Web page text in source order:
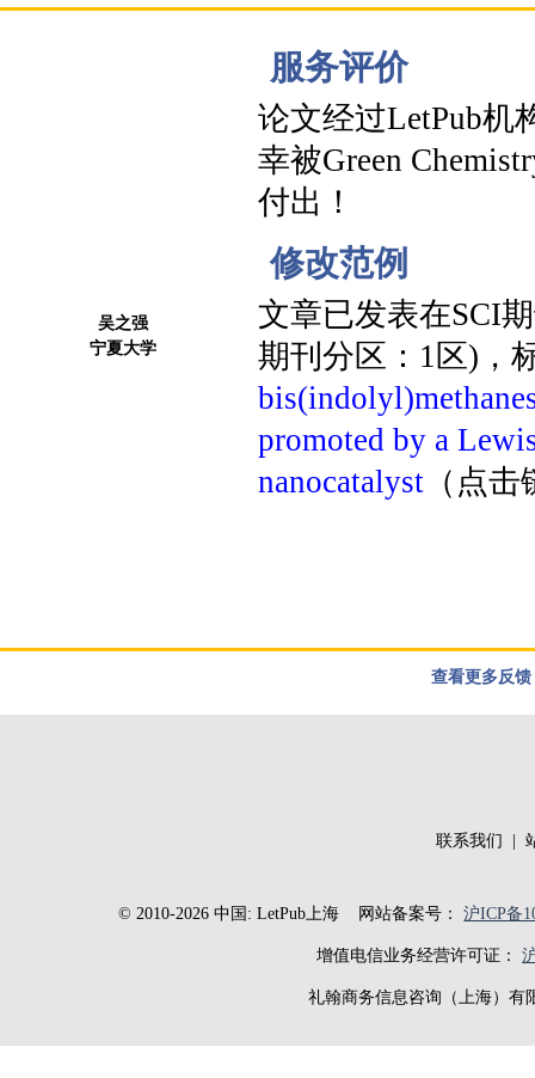
吴之强
宁夏大学
服务评价
论文经过LetPub机
幸被Green
付出！
修改范例
文章已发表在SCI
期刊分区：1区)，
promoted by a
nanocatalyst （点
查看更多反馈
联系我们
© 2010-2026 中国: LetPub上海 网站备案号： 沪ICP备
增值电信业务经营许可证：
礼翰商务信息咨询（上海）